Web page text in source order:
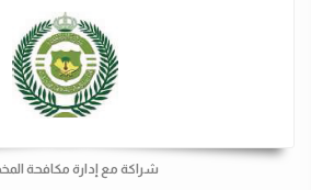
شراكة مع إدارة مكافحة